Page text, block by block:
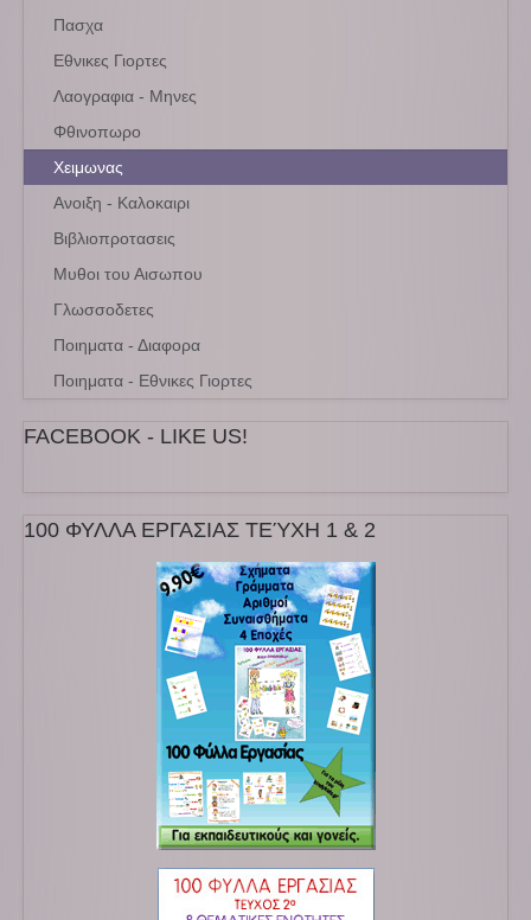
Πασχα
Εθνικες Γιορτες
Λαογραφια - Μηνες
Φθινοπωρο
Χειμωνας
Ανοιξη - Καλοκαιρι
Βιβλιοπροτασεις
Μυθοι του Αισωπου
Γλωσσοδετες
Ποιηματα - Διαφορα
Ποιηματα - Εθνικες Γιορτες
FACEBOOK - LIKE US!
100 ΦΥΛΛΑ ΕΡΓΑΣΙΑΣ ΤΕΎΧΗ 1 & 2